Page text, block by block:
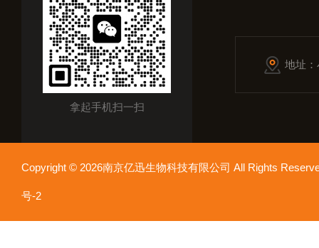
拿起手机扫一扫
地址
Copyright © 2026南京亿迅生物科技有限公司 All Rights
号-2